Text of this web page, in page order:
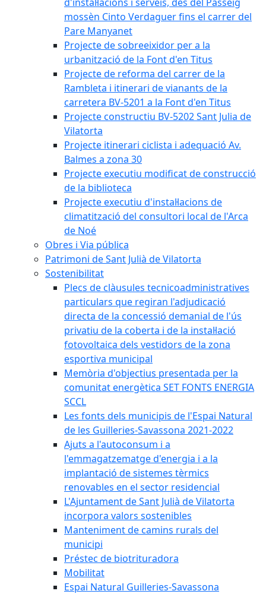
mossèn Cinto Verdaguer fins el carrer del
Pare Manyanet
Projecte de sobreeixidor per a la
urbanització de la Font d'en Titus
Projecte de reforma del carrer de la
Rambleta i itinerari de vianants de la
carretera BV-5201 a la Font d'en Titus
Projecte constructiu BV-5202 Sant Julia de
Vilatorta
Projecte itinerari ciclista i adequació Av.
Balmes a zona 30
Projecte executiu modificat de construcció
de la biblioteca
Projecte executiu d'instal·lacions de
climatització del consultori local de l'Arca
de Noé
Obres i Via pública
Patrimoni de Sant Julià de Vilatorta
Sostenibilitat
Plecs de clàusules tecnicoadministratives
particulars que regiran l'adjudicació
directa de la concessió demanial de l'ús
privatiu de la coberta i de la instal·lació
fotovoltaica dels vestidors de la zona
esportiva municipal
Memòria d'objectius presentada per la
comunitat energètica SET FONTS ENERGIA
SCCL
Les fonts dels municipis de l'Espai Natural
de les Guilleries-Savassona 2021-2022
Ajuts a l'autoconsum i a
l'emmagatzematge d'energia i a la
implantació de sistemes tèrmics
renovables en el sector residencial
L'Ajuntament de Sant Julià de Vilatorta
incorpora valors sostenibles
Manteniment de camins rurals del
municipi
Préstec de biotrituradora
Mobilitat
Espai Natural Guilleries-Savassona